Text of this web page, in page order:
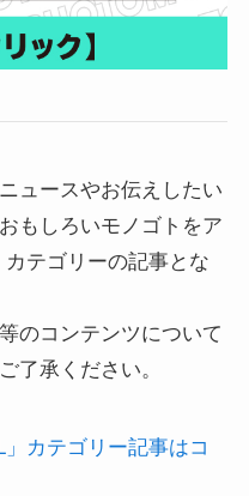
ュースやお伝えしたい
もしろいモノゴトをア
テゴリーの記事とな
のコンテンツについて
了承ください。
カテゴリー記事はコ